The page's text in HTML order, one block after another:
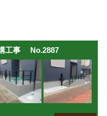
工事 No.2887